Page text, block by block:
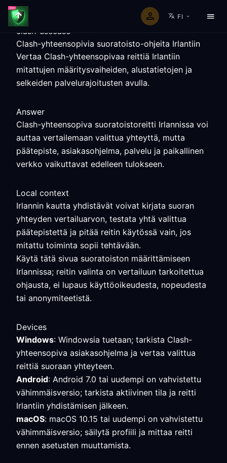
FI
clash-usecase
Clash-yhteensopivia suoratoisto-ohjeita Irlantiin
Vertaa Clash-yhteensopivaa reittiä Irlantiin
mitattujen määritysvaiheiden, alustatietojen ja
selkeiden palvelurajoitusten avulla.
Answer
Clash-yhteensopiva suoratoistoreitti Irlannissa voi
auttaa vertailemaan valittua yhteyttä, mutta
päätepiste, asiakasohjelma, palvelu ja paikallinen
verkko vaikuttavat edelleen tulokseen.
Local context
Irlannin kautta yhdistävät voivat kirjata suoran
yhteyden vertailuarvon, testata yhtä valittua
päätepistettä ja pitää reitin käytössä vain, jos
mitattu toiminta sopii tehtävään.
Käytä tätä sivua suoratoiston määrittämiseen
Irlannissa; reitin valinta on vertailuun tarkoitettua
ohjausta, ei lupaus käyttöoikeudesta, nopeudesta
tai anonymiteetistä.
Devices
Windows: Windowsia tuetaan; tarkista Clash-
yhteensopiva asiakasohjelma ja vertaa valittua
reittiä suoraan yhteyteen.
Android: Android 7.0 tai uudempi on vahvistettu
vähimmäisversio; tarkista aktiivinen tila ja reitti
Irlantiin yhdistämisen jälkeen.
macOS: macOS 10.15 tai uudempi on vahvistettu
vähimmäisversio; säilytä profiili ja mittaa reitti
ennen asetusten muuttamista.